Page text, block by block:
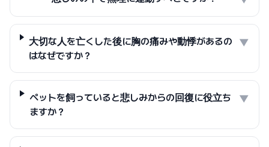
大切な人を亡くした後に胸の痛みや動悸があるの
はなぜですか？
▼
ペットを飼っていると悲しみからの回復に役立ち
ますか？
▼